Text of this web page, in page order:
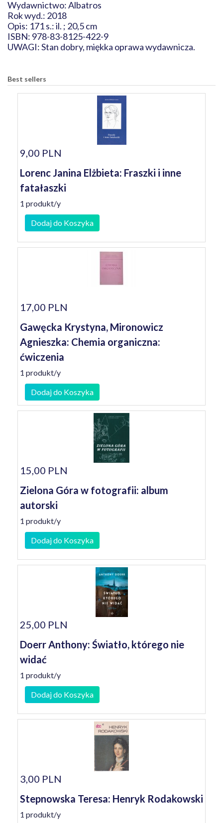
Wydawnictwo: Albatros
Rok wyd.: 2018
Opis: 171 s.: il. ; 20,5 cm
ISBN: 978-83-8125-422-9
UWAGI: Stan dobry, miękka oprawa wydawnicza.
Best sellers
9,00 PLN
Lorenc Janina Elżbieta: Fraszki i inne
fatałaszki
1 produkt/y
Dodaj do Koszyka
17,00 PLN
Gawęcka Krystyna, Mironowicz
Agnieszka: Chemia organiczna:
ćwiczenia
1 produkt/y
Dodaj do Koszyka
15,00 PLN
Zielona Góra w fotografii: album
autorski
1 produkt/y
Dodaj do Koszyka
25,00 PLN
Doerr Anthony: Światło, którego nie
widać
1 produkt/y
Dodaj do Koszyka
3,00 PLN
Stepnowska Teresa: Henryk Rodakowski
1 produkt/y